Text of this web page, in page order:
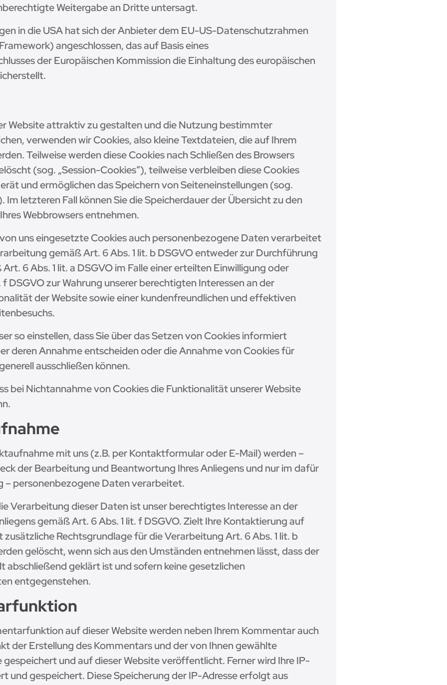
Weitergabe an Dritte untersagt.
in die USA hat sich der Anbieter dem EU-US-Datenschutzrahmen
angeschlossen, das auf Basis eines
der Europäischen Kommission die Einhaltung des europäischen
Website attraktiv zu gestalten und die Nutzung bestimmter
verwenden wir Cookies, also kleine Textdateien, die auf Ihrem
Teilweise werden diese Cookies nach Schließen des Browsers
(sog. „Session-Cookies“), teilweise verbleiben diese Cookies
und ermöglichen das Speichern von Seiteneinstellungen (sog.
Im letzteren Fall können Sie die Speicherdauer der Übersicht zu den
Webbrowsers entnehmen.
uns eingesetzte Cookies auch personenbezogene Daten verarbeitet
gemäß Art. 6 Abs. 1 lit. b DSGVO entweder zur Durchführung
6 Abs. 1 lit. a DSGVO im Falle einer erteilten Einwilligung oder
DSGVO zur Wahrung unserer berechtigten Interessen an der
der Website sowie einer kundenfreundlichen und effektiven
so einstellen, dass Sie über das Setzen von Cookies informiert
deren Annahme entscheiden oder die Annahme von Cookies für
ausschließen können.
bei Nichtannahme von Cookies die Funktionalität unserer Website
mit uns (z.B. per Kontaktformular oder E-Mail) werden –
der Bearbeitung und Beantwortung Ihres Anliegens und nur im dafür
– personenbezogene Daten verarbeitet.
Verarbeitung dieser Daten ist unser berechtigtes Interesse an der
gemäß Art. 6 Abs. 1 lit. f DSGVO. Zielt Ihre Kontaktierung auf
zusätzliche Rechtsgrundlage für die Verarbeitung Art. 6 Abs. 1 lit. b
gelöscht, wenn sich aus den Umständen entnehmen lässt, dass der
abschließend geklärt ist und sofern keine gesetzlichen
entgegenstehen.
auf dieser Website werden neben Ihrem Kommentar auch
der Erstellung des Kommentars und der von Ihnen gewählte
und auf dieser Website veröffentlicht. Ferner wird Ihre IP-
und gespeichert. Diese Speicherung der IP-Adresse erfolgt aus